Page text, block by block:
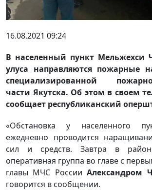
16.08.2021 09:24
В населенный пункт Мельжехси
улуса направляются пожарные
специализированной пожарно-
части Якутска. Об этом в своем
сообщает республиканский
«Обстановка у населенного
ежедневно проводится
сил и средств. Завтра в район
оперативная группа во главе с
главы МЧС РоссииАлександром
говорится в сообщении.